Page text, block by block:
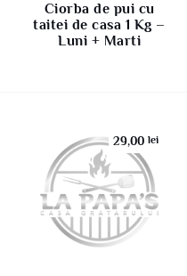
Ciorba de pui cu
taitei de casa 1 Kg –
Luni + Marti
29,00lei